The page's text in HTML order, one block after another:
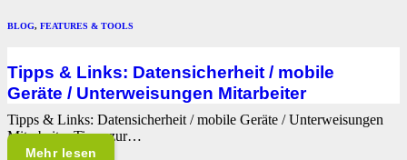
BLOG, FEATURES & TOOLS
Tipps & Links: Datensicherheit / mobile
Geräte / Unterweisungen Mitarbeiter
Tipps & Links: Datensicherheit / mobile Geräte / Unterweisungen
Mitarbeiter Tipps zur…
Mehr lesen